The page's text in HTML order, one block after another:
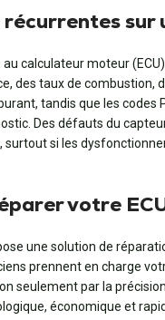
sur
calculateur moteur
des taux de combustion,
tandis que les
Des défauts du
surtout si les
votre
une solution de
prennent en charge
seulement par la
économique et